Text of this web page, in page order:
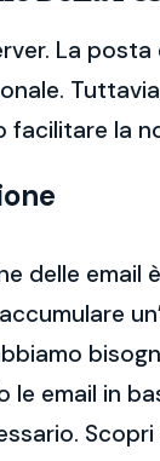
La
facilitare la
delle
le email in